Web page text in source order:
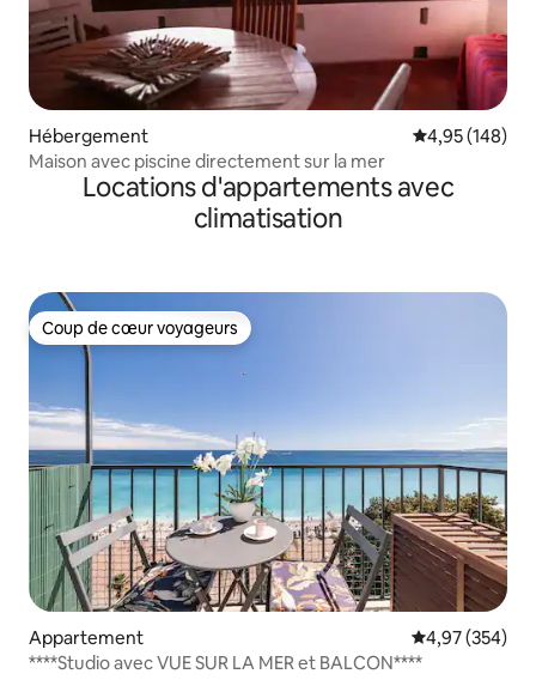
Hébergement Évaluation
4,95 (148)
Maison avec piscine directement sur la mer
Locations d'appartements avec
climatisation
Coup de cœur voyageurs
Coup de cœur voyageurs
Appartement Évaluation
4,97 (354)
****Studio avec VUE SUR LA MER et BALCON****